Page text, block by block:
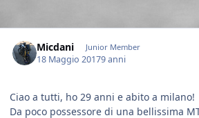
Micdani Junior Member
18 Maggio 20179 anni
Ciao a tutti, ho 29 anni e abito a milano!
Da poco possessore di una bellissima